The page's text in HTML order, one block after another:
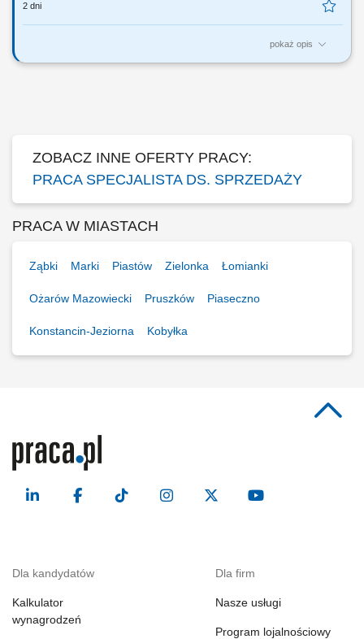
2 dni
pokaż opis
Wydajesz się być idealnym zawodnikiem :) a więc…. W naszym
ZOBACZ INNE OFERTY PRACY:
PRACA SPECJALISTA DS. SPRZEDAŻY
PRACA W MIASTACH
Ząbki Marki Piastów Zielonka Łomianki
Ożarów Mazowiecki Pruszków Piaseczno
Konstancin-Jeziorna Kobyłka
Dla kandydatów
Kalkulator
wynagrodzeń
Dla firm
Nasze usługi
Program lojalnościowy